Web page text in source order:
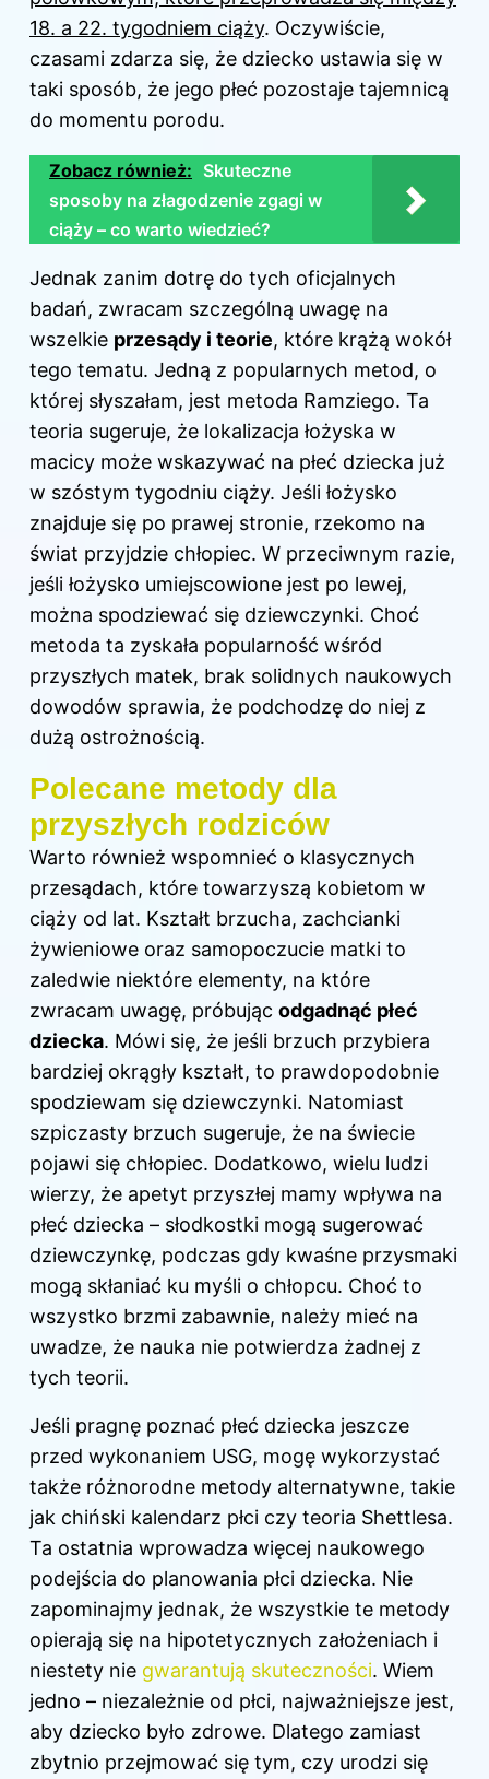
18. a 22. tygodniem ciąży. Oczywiście,
czasami zdarza się, że dziecko ustawia się w
taki sposób, że jego płeć pozostaje tajemnicą
do momentu porodu.
Zobacz również: Skuteczne
sposoby na złagodzenie zgagi w
ciąży – co warto wiedzieć?
Jednak zanim dotrę do tych oficjalnych
badań, zwracam szczególną uwagę na
wszelkie przesądy i teorie, które krążą wokół
tego tematu. Jedną z popularnych metod, o
której słyszałam, jest metoda Ramziego. Ta
teoria sugeruje, że lokalizacja łożyska w
macicy może wskazywać na płeć dziecka już
w szóstym tygodniu ciąży. Jeśli łożysko
znajduje się po prawej stronie, rzekomo na
świat przyjdzie chłopiec. W przeciwnym razie,
jeśli łożysko umiejscowione jest po lewej,
można spodziewać się dziewczynki. Choć
metoda ta zyskała popularność wśród
przyszłych matek, brak solidnych naukowych
dowodów sprawia, że podchodzę do niej z
dużą ostrożnością.
Polecane metody dla
przyszłych rodziców
Warto również wspomnieć o klasycznych
przesądach, które towarzyszą kobietom w
ciąży od lat. Kształt brzucha, zachcianki
żywieniowe oraz samopoczucie matki to
zaledwie niektóre elementy, na które
zwracam uwagę, próbując odgadnąć płeć
dziecka. Mówi się, że jeśli brzuch przybiera
bardziej okrągły kształt, to prawdopodobnie
spodziewam się dziewczynki. Natomiast
szpiczasty brzuch sugeruje, że na świecie
pojawi się chłopiec. Dodatkowo, wielu ludzi
wierzy, że apetyt przyszłej mamy wpływa na
płeć dziecka – słodkostki mogą sugerować
dziewczynkę, podczas gdy kwaśne przysmaki
mogą skłaniać ku myśli o chłopcu. Choć to
wszystko brzmi zabawnie, należy mieć na
uwadze, że nauka nie potwierdza żadnej z
tych teorii.
Jeśli pragnę poznać płeć dziecka jeszcze
przed wykonaniem USG, mogę wykorzystać
także różnorodne metody alternatywne, takie
jak chiński kalendarz płci czy teoria Shettlesa.
Ta ostatnia wprowadza więcej naukowego
podejścia do planowania płci dziecka. Nie
zapominajmy jednak, że wszystkie te metody
opierają się na hipotetycznych założeniach i
niestety nie gwarantują skuteczności. Wiem
jedno – niezależnie od płci, najważniejsze jest,
aby dziecko było zdrowe. Dlatego zamiast
zbytnio przejmować się tym, czy urodzi się